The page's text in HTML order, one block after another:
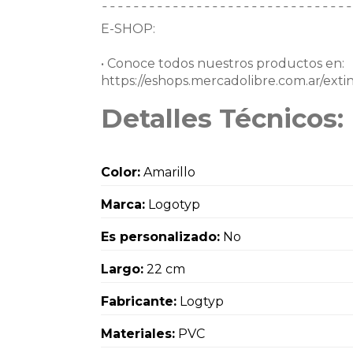
E-SHOP:
• Conoce todos nuestros productos en:
https://eshops.mercadolibre.com.ar/
Detalles Técnicos:
Color: Amarillo
Marca: Logotyp
Es personalizado: No
Largo: 22 cm
Fabricante: Logtyp
Materiales: PVC